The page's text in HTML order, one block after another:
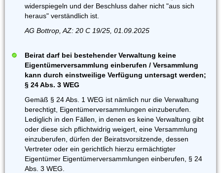
widerspiegeln und der Beschluss daher nicht "aus sich
heraus" verständlich ist.
AG Bottrop, AZ: 20 C 19/25, 01.09.2025
Beirat darf bei bestehender Verwaltung keine
Eigentümerversammlung einberufen / Versammlung
kann durch einstweilige Verfügung untersagt werden;
§ 24 Abs. 3 WEG
Gemäß § 24 Abs. 1 WEG ist nämlich nur die Verwaltung
berechtigt, Eigentümerversammlungen einzuberufen.
Lediglich in den Fällen, in denen es keine Verwaltung gibt
oder diese sich pflichtwidrig weigert, eine Versammlung
einzuberufen, dürfen der Beiratsvorsitzende, dessen
Vertreter oder ein gerichtlich hierzu ermächtigter
Eigentümer Eigentümerversammlungen einberufen, § 24
Abs. 3 WEG.